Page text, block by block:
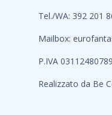
Tel./WA: 392 201
Mailbox:
P.IVA 03112480789
Realizzato da Be